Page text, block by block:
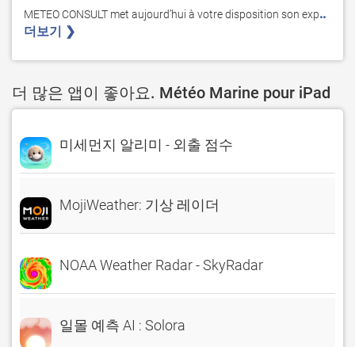
METEO CONSULT met aujourd’hui à votre disposition son exp..
더보기 ❯
더 많은 앱이 좋아요. Météo Marine pour iPad
미세먼지 알리미 - 외출 점수
MojiWeather: 기상 레이더
NOAA Weather Radar - SkyRadar
일몰 예측 AI : Solora